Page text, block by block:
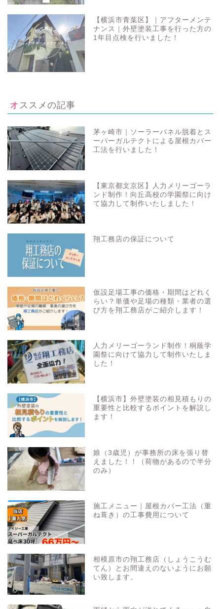
【横浜市青葉区】｜アフターメンテ
ナンス｜外壁塗装工事を行った方の
1年目点検を行いました！
オススメの記事
茅ヶ崎市｜ソーラーパネル脱着とス
ーパーガルテクトによる屋根カバー
工法を行いました！
【東京都文京区】人力メリーゴーラ
ンド制作！向丘高校の学園祭に向け
て協力して制作いたしました！
翔工務店の保証について
仮設足場工事の価格・期間はどれく
らい？単価や足場の種類・業者の選
び方を翔工務店がご紹介します！
人力メリーゴーランド制作！桐蔭学
園祭に向けて協力して制作いたしま
した！
【横浜市】外壁塗装の相見積もりの
重要性と比較するポイントを解説し
ます！
娘（3歳児）が事務所の床を張り替
えました！！（荷物があるので半分
のみ）
施工メニュー｜屋根カバー工法（重
ね葺き）の工事費用について
相模原市の翔工務店（しょうこうむ
てん）とお間違えのないようにお願
い致します。